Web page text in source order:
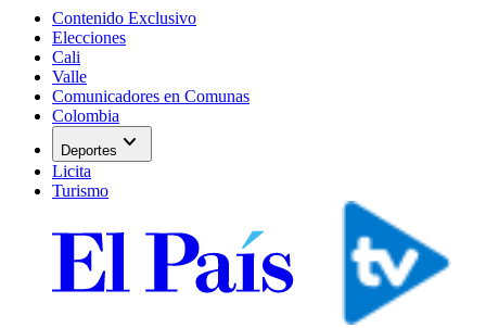
Contenido Exclusivo
Elecciones
Cali
Valle
Comunicadores en Comunas
Colombia
Deportes expand_more
Licita
Turismo